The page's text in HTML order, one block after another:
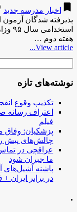
bookmark اخبار مدرسه جدید
هفته دوم …
View article...
نوشته‌های تازه
تکذیب وقوع
اعتراف رسانه
فیلم
پزشکیان: وفاق
چالش‌های پیش
عراقچی در
ما جبران شود
پاشنه آشیل‌های
در برابر ایران +
.